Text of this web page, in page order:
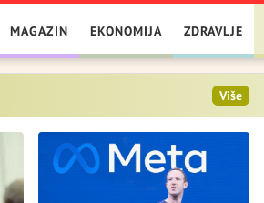
MAGAZIN EKONOMIJA ZDRAVLJE
Više